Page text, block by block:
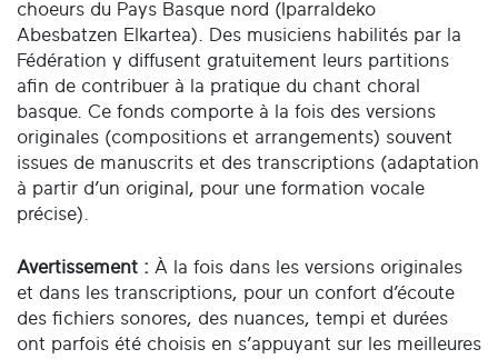
choeurs du Pays Basque nord (Iparraldeko
Abesbatzen Elkartea). Des musiciens habilités par la
Fédération y diffusent gratuitement leurs partitions
afin de contribuer à la pratique du chant choral
basque. Ce fonds comporte à la fois des versions
originales (compositions et arrangements) souvent
issues de manuscrits et des transcriptions (adaptation
à partir d’un original, pour une formation vocale
précise).
Avertissement : À la fois dans les versions originales
et dans les transcriptions, pour un confort d’écoute
des fichiers sonores, des nuances, tempi et durées
ont parfois été choisis en s’appuyant sur les meilleures